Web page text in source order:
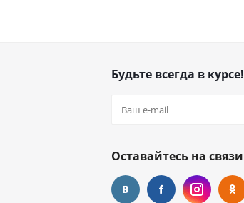
Будьте всегда в курсе!
Оставайтесь на связи